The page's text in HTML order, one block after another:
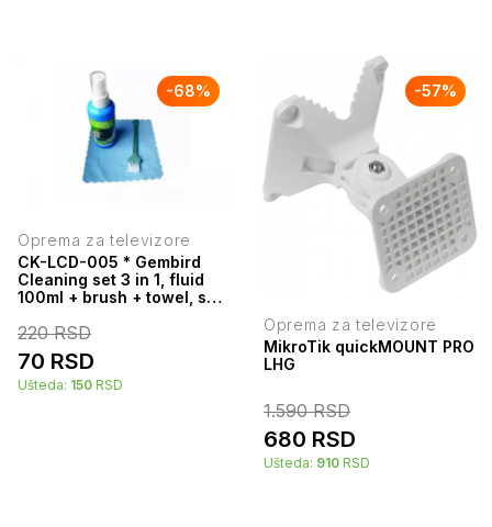
-68%
Oprema za televizore
CK-LCD-005 * Gembird
Cleaning set 3 in 1, fluid
100ml + brush + towel, set
220RSD
70 RSD
Ušteda: 150 RSD
-57%
Oprema za televizore
MikroTik quickMOUNT PRO
LHG
1.590RSD
680 RSD
Ušteda: 910 RSD